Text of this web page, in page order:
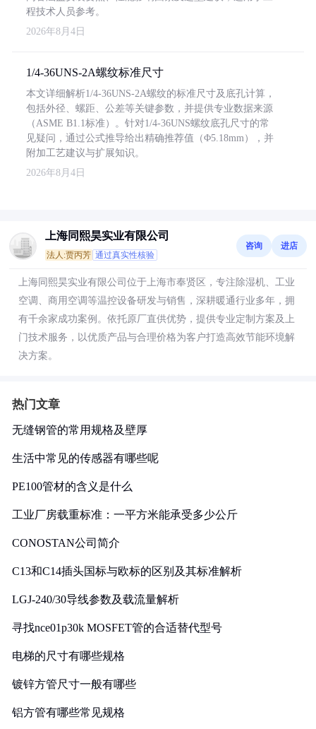
程技术人员参考。
2026年8月4日
1/4-36UNS-2A螺纹标准尺寸
本文详细解析1/4-36UNS-2A螺纹的标准尺寸及底孔计算，
包括外径、螺距、公差等关键参数，并提供专业数据来源
（ASME B1.1标准）。针对1/4-36UNS螺纹底孔尺寸的常
见疑问，通过公式推导给出精确推荐值（Φ5.18mm），并
附加工艺建议与扩展知识。
2026年8月4日
上海同熙昊实业有限公司
法人:贾丙芳 通过真实性核验
咨询 进店
上海同熙昊实业有限公司位于上海市奉贤区，专注除湿机、工业
空调、商用空调等温控设备研发与销售，深耕暖通行业多年，拥
有千余家成功案例。依托原厂直供优势，提供专业定制方案及上
门技术服务，以优质产品与合理价格为客户打造高效节能环境解
决方案。
热门文章
无缝钢管的常用规格及壁厚
生活中常见的传感器有哪些呢
PE100管材的含义是什么
工业厂房载重标准：一平方米能承受多少公斤
CONOSTAN公司简介
C13和C14插头国标与欧标的区别及其标准解析
LGJ-240/30导线参数及载流量解析
寻找nce01p30k MOSFET管的合适替代型号
电梯的尺寸有哪些规格
镀锌方管尺寸一般有哪些
铝方管有哪些常见规格